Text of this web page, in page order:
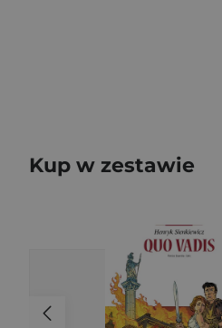
Kup w zestawie